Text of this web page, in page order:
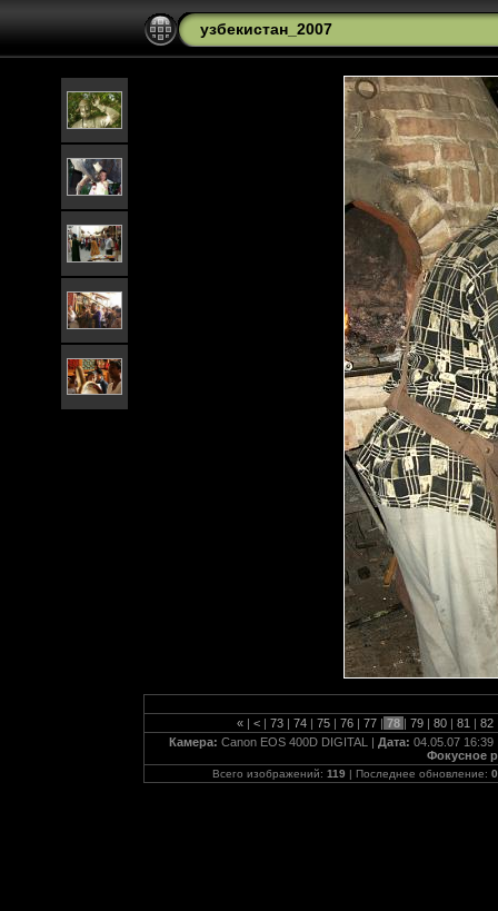
узбекистан_2007
« | < | 73 | 74 | 75 | 76 | 77 | 78 | 79 | 80 | 81 | 82
Камера: Canon EOS 400D DIGITAL | Дата: 04.05.07
Фокусное
Всего изображений: 119 | Последнее обновление: